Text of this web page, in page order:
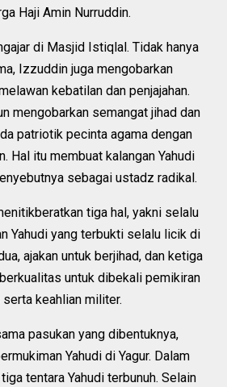
Haji Amin Nurruddin.
di Masjid Istiqlal. Tidak hanya
Izzuddin juga mengobarkan
kebatilan dan penjajahan.
mengobarkan semangat jihad dan
patriotik pecinta agama dengan
Hal itu membuat kalangan Yahudi
sebagai ustadz radikal.
tiga hal, yakni selalu
Yahudi yang terbukti selalu licik di
ajakan untuk berjihad, dan ketiga
untuk dibekali pemikiran
keahlian militer.
pasukan yang dibentuknya,
Yahudi di Yagur. Dalam
tentara Yahudi terbunuh. Selain